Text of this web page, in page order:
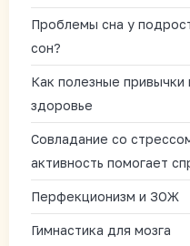
Проблемы сна у
сон?
Как полезные привычки
здоровье
Совладание со
активность помогает
Перфекционизм и ЗОЖ
Гимнастика для мозга